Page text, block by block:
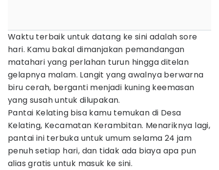
Waktu terbaik untuk datang ke sini adalah sore
hari. Kamu bakal dimanjakan pemandangan
matahari yang perlahan turun hingga ditelan
gelapnya malam. Langit yang awalnya berwarna
biru cerah, berganti menjadi kuning keemasan
yang susah untuk dilupakan.
Pantai Kelating bisa kamu temukan di Desa
Kelating, Kecamatan Kerambitan. Menariknya lagi,
pantai ini terbuka untuk umum selama 24 jam
penuh setiap hari, dan tidak ada biaya apa pun
alias gratis untuk masuk ke sini.